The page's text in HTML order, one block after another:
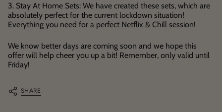
3. Stay At Home Sets: We have created these sets, which are
absolutely perfect for the current lockdown situation!
Everything you need for a perfect Netflix & Chill session!
We know better days are coming soon and we hope this
offer will help cheer you up a bit! Remember, only valid until
Friday!
SHARE